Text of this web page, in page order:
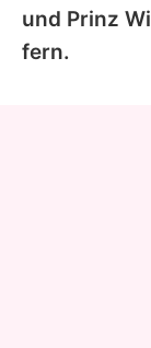
und Prinz
fern.